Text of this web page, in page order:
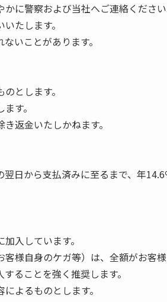
に警察および当社へご連絡ください
たします。
いことがあります。
とします。
す。
返金いたしかねます。
日から支払済みに至るまで、年
入しています。
様自身のケガ等）は、全額がお客
ることを強く推奨します。
よるものとします。